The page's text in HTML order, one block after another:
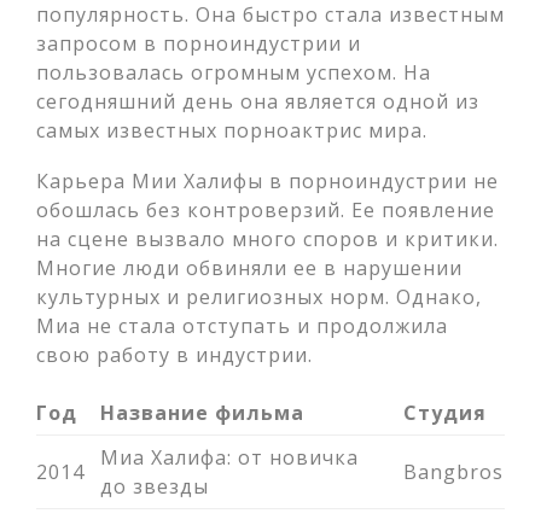
популярность. Она быстро стала известным
запросом в порноиндустрии и
пользовалась огромным успехом. На
сегодняшний день она является одной из
самых известных порноактрис мира.
Карьера Мии Халифы в порноиндустрии не
обошлась без контроверзий. Ее появление
на сцене вызвало много споров и критики.
Многие люди обвиняли ее в нарушении
культурных и религиозных норм. Однако,
Миа не стала отступать и продолжила
свою работу в индустрии.
Год Название фильма Студия
2014
Миа Халифа: от новичка
до звезды
Bangbros